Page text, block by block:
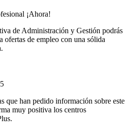
¡Ahora!
de Administración y Gestión podrás
ofertas de empleo con una sólida
que han pedido información sobre este
muy positiva los centros